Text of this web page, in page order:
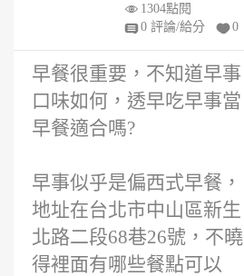
前
1304點閱
0 評論/給分
0
早餐很重要，不知道早事
口味如何，透早吃早事當
早餐適合嗎?
早事似乎是偏西式早餐，
地址在台北市中山區新生
北路二段68巷26號，不曉
得裡面有哪些餐點可以